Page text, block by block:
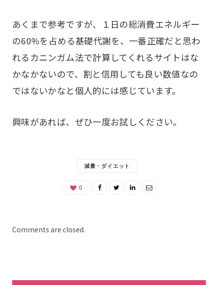
あくまで参考ですが、１日の総消費エネルギー
の60%を占める基礎代謝を、一番正確だと思わ
れるカニンガム法で計算してくれるサイトはな
かなかないので、割と信用しても良い数値なの
ではないかなと個人的には感じています。
興味があれば、ぜひ一度お試しください。
減量・ダイエット
0
Comments are closed.